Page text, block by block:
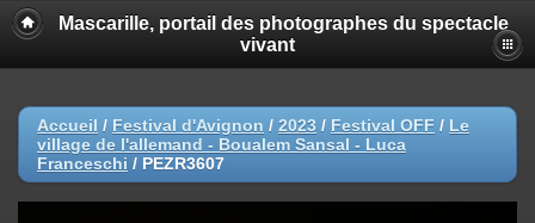
Mascarille, portail des photographes du spectacle
vivant
Accueil / Festival d'Avignon / 2023 / Festival OFF / Le
village de l'allemand - Boualem Sansal - Luca
Franceschi / PEZR3607